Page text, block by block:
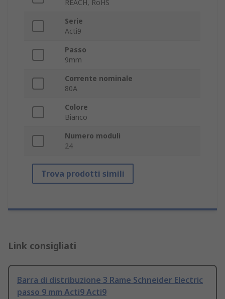
REACH, RoHS
Serie
Acti9
Passo
9mm
Corrente nominale
80A
Colore
Bianco
Numero moduli
24
Trova prodotti simili
Link consigliati
Barra di distribuzione 3 Rame Schneider Electric
passo 9 mm Acti9 Acti9